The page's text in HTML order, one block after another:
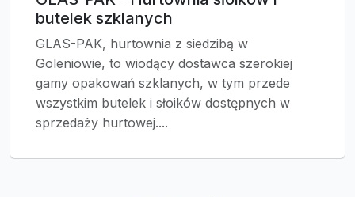
butelek szklanych
GLAS-PAK, hurtownia z siedzibą w
Goleniowie, to wiodący dostawca szerokiej
gamy opakowań szklanych, w tym przede
wszystkim butelek i słoików dostępnych w
sprzedaży hurtowej....